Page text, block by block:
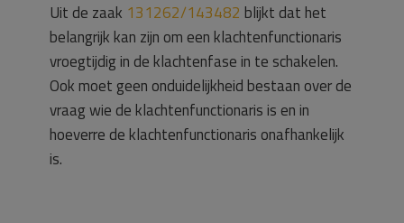
Uit de zaak 131262/143482 blijkt dat het
belangrijk kan zijn om een klachtenfunctionaris
vroegtijdig in de klachtenfase in te schakelen.
Ook moet geen onduidelijkheid bestaan over de
vraag wie de klachtenfunctionaris is en in
hoeverre de klachtenfunctionaris onafhankelijk
is.